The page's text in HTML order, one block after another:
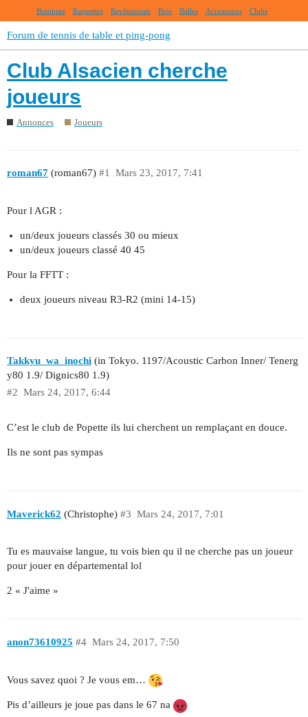
Boutique Raquettes Revêtements Bois Balles Accessoires Clubs
Forum de tennis de table et ping-pong
Club Alsacien cherche
joueurs
Annonces Joueurs
roman67 (roman67) Mars 23, 2017, 7:41
#1
Pour l AGR :
un/deux joueurs classés 30 ou mieux
un/deux joueurs classé 40 45
Pour la FFTT :
deux joueurs niveau R3-R2 (mini 14-15)
Takkyu_wa_inochi (in Tokyo. 1197/Acoustic Carbon Inner/ Tenerg
y80 1.9/ Dignics80 1.9)
Mars 24, 2017, 6:44
#2
C’est le club de Popette ils lui cherchent un remplaçant en douce.
Ils ne sont pas sympas
Maverick62 (Christophe) Mars 24, 2017, 7:01
#3
Tu es mauvaise langue, tu vois bien qu il ne cherche pas un joueur
pour jouer en départemental lol
2 « J'aime »
anon73610925 Mars 24, 2017, 7:50
#4
Vous savez quoi ? Je vous em…
Pis d’ailleurs je joue pas dans le 67 na